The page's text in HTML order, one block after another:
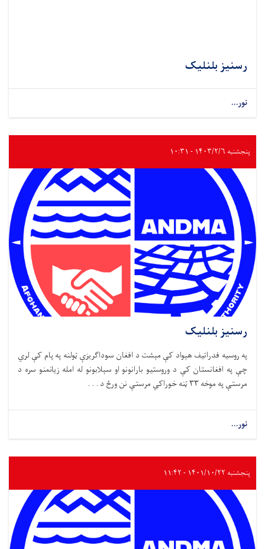
رسنیز بلنلیک
نور...
پنجشنبه ۱۴۰۳/۲/۶ - ۱۰:۳۱
رسنیز بلنلیک
په روسیه فدراتیف هېواد کې مېشت د افغان سوداګریزې ټولنه په پام کې لري
چې په افغانستان کې د وروستیو بارانونو او سېلابونو له امله زیانمنو سره د
مرستې په موخه ۳۳ ټنه خوراکي مرستې نن ورځ د . . .
نور...
پنجشنبه ۱۴۰۱/۱۰/۲۲ - ۱۱:۴۲